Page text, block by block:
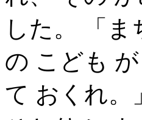
した。 「
の こども
て おくれ。